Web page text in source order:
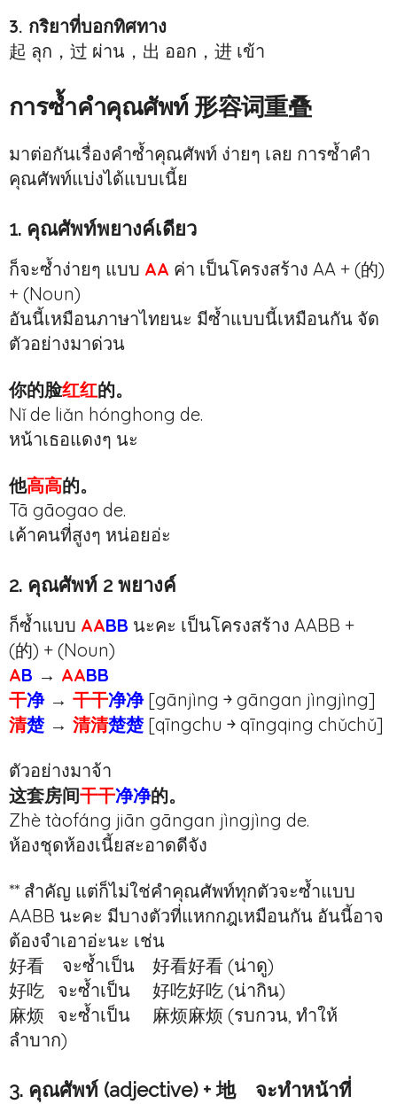
3. กริยาที่บอกทิศทาง
起 ลุก，过 ผ่าน，出 ออก，进 เข้า
การซ้ำคำคุณศัพท์ 形容词重叠
มาต่อกันเรื่องคำซ้ำคุณศัพท์ ง่ายๆ เลย การซ้ำคำ
คุณศัพท์แบ่งได้แบบเนี้ย
1. คุณศัพท์พยางค์เดียว
ก็จะซ้ำง่ายๆ แบบ AA ค่า เป็นโครงสร้าง AA + (的)
+ (Noun)
อันนี้เหมือนภาษาไทยนะ มีซ้ำแบบนี้เหมือนกัน จัด
ตัวอย่างมาด่วน
你的脸红红的。
Nǐ de liǎn hónghong de.
หน้าเธอแดงๆ นะ
他高高的。
Tā gāogao de.
เค้าคนที่สูงๆ หน่อยอ่ะ
2. คุณศัพท์ 2 พยางค์
ก็ซ้ำแบบ AABB นะคะ เป็นโครงสร้าง AABB +
(的) + (Noun)
AB → AABB
干净→ 干干净净[gānjìng ￫ gāngan jìngjìng]
清楚→ 清清楚楚[qīngchu ￫ qīngqing chǔchǔ]
ตัวอย่างมาจ้า
这套房间干干净净的。
Zhè tàofáng jiān gāngan jìngjìng de.
ห้องชุดห้องเนี้ยสะอาดดีจัง
** สำคัญ แต่ก็ไม่ใช่คำคุณศัพท์ทุกตัวจะซ้ำแบบ
AABB นะคะ มีบางตัวที่แหกกฎเหมือนกัน อันนี้อาจ
ต้องจำเอาอ่ะนะ เช่น
好看 จะซ้ำเป็น 好看好看 (น่าดู)
好吃 จะซ้ำเป็น 好吃好吃 (น่ากิน)
麻烦 จะซ้ำเป็น 麻烦麻烦 (รบกวน, ทำให้
ลำบาก)
3. คุณศัพท์ (adjective) + 地 จะทำหน้าที่